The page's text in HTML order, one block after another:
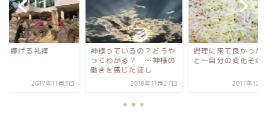
に捧げる礼拝
2017年11月3日
神様っているの？どうや
ってわかる？ 〜神様の
働きを感じた証し
2018年11月27日
摂理に来て良かった
と〜自分の変化その
2017年12